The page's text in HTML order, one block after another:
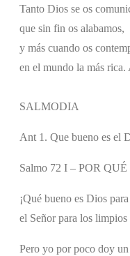
Tanto Dios se os
que sin fin os alabamos,
y más cuando os
en el mundo la más rica.
SALMODIA
Ant 1. Que bueno es el
Salmo 72 I – POR
¡Qué bueno es Dios
el Señor para los limpios
Pero yo por poco doy un